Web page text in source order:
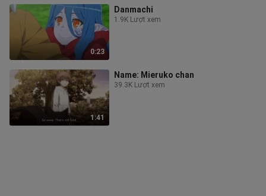
0:23
Danmachi
1.9K Lượt xem
1:41
Name: Mieruko chan
39.3K Lượt xem